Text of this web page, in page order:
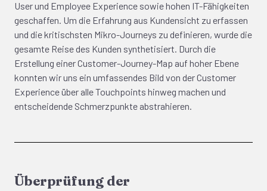
User und Employee Experience sowie hohen IT-Fähigkeiten
geschaffen. Um die Erfahrung aus Kundensicht zu erfassen
und die kritischsten Mikro-Journeys zu definieren, wurde die
gesamte Reise des Kunden synthetisiert. Durch die
Erstellung einer Customer-Journey-Map auf hoher Ebene
konnten wir uns ein umfassendes Bild von der Customer
Experience über alle Touchpoints hinweg machen und
entscheidende Schmerzpunkte abstrahieren.
Überprüfung der